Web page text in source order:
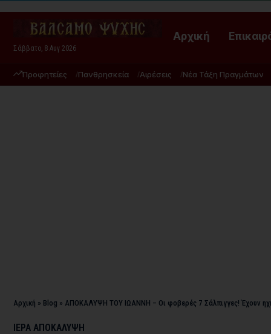
Σάββατο, 8 Αυγ 2026
Αρχική
Προφητείες Πανθρησκεία Αιρέσεις Νέα Τάξη Πραγμάτων
Αρχική » Blog » ΑΠΟΚΑΛΥΨΗ ΤΟΥ ΙΩΑΝΝΗ – Οι φοβερές 7 Σάλπιγγες! Έχουν
ΙΕΡΑ ΑΠΟΚΑΛΥΨΗ